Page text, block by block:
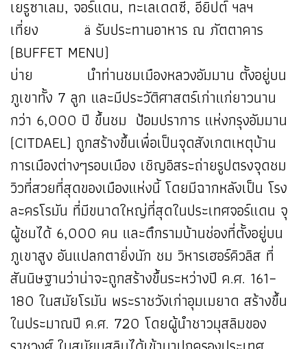
เยรูซาเลม, จอร์แดน, ทะเลเดดซี, อียิปต์ ฯลฯ
เที่ยง ä รับประทานอาหาร ณ ภัตตาคาร
(BUFFET MENU)
บ่าย นำท่านชมเมืองหลวงอัมมาน ตั้งอยู่บน
ภูเขาทั้ง 7 ลูก และมีประวัติศาสตร์เก่าแก่ยาวนาน
กว่า 6,000 ปี ขึ้นชม ป้อมปราการ แห่งกรุงอัมมาน
(CITDAEL) ถูกสร้างขึ้นเพื่อเป็นจุดสังเกตเหตุบ้าน
การเมืองต่างๆรอบเมือง เชิญอิสระถ่ายรูปตรงจุดชม
วิวที่สวยที่สุดของเมืองแห่งนี้ โดยมีฉากหลังเป็น โรง
ละครโรมัน ที่มีขนาดใหญ่ที่สุดในประเทศจอร์แดน จุ
ผู้ชมได้ 6,000 คน และตึกรามบ้านช่องที่ตั้งอยู่บน
ภูเขาสูง อันแปลกตายิ่งนัก ชม วิหารเฮอร์คิวลิส ที่
สันนิษฐานว่าน่าจะถูกสร้างขึ้นระหว่างปี ค.ศ. 161–
180 ในสมัยโรมัน พระราชวังเก่าอุมเมยาด สร้างขึ้น
ในประมาณปี ค.ศ. 720 โดยผู้นำชาวมุสลิมของ